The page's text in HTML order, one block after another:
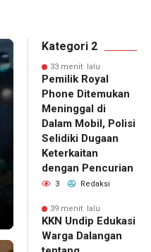
Kategori 2
33 menit lalu
Pemilik Royal
Phone Ditemukan
Meninggal di
Dalam Mobil, Polisi
Selidiki Dugaan
Keterkaitan
dengan Pencurian
3 Redaksi
39 menit lalu
KKN Undip Edukasi
Warga Dalangan